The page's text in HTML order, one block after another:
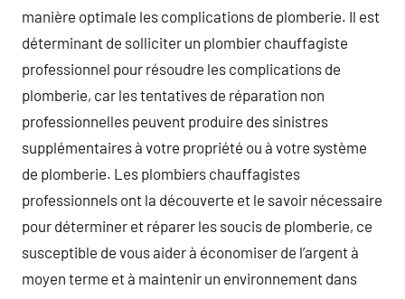
manière optimale les complications de plomberie. Il est
déterminant de solliciter un plombier chauffagiste
professionnel pour résoudre les complications de
plomberie, car les tentatives de réparation non
professionnelles peuvent produire des sinistres
supplémentaires à votre propriété ou à votre système
de plomberie. Les plombiers chauffagistes
professionnels ont la découverte et le savoir nécessaire
pour déterminer et réparer les soucis de plomberie, ce
susceptible de vous aider à économiser de l’argent à
moyen terme et à maintenir un environnement dans